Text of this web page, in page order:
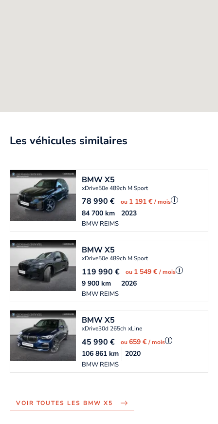
Les véhicules similaires
BMWX5
xDrive50e 489ch M Sport
78 990€ ou 1 191 €/ mois i
BMW REIMS
84 700km 2023
BMWX5
xDrive50e 489ch M Sport
119 990€ ou 1 549 €/ mois i
BMW REIMS
9 900km 2026
BMWX5
xDrive30d 265ch xLine
45 990€ ou659 €/ mois i
BMW REIMS
106 861km 2020
VOIR TOUTES LES BMW X5